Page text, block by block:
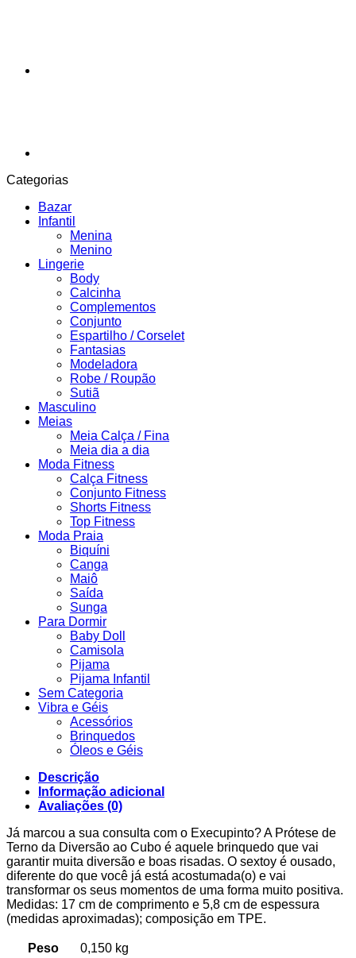
Categorias
Bazar
Infantil
Menina
Menino
Lingerie
Body
Calcinha
Complementos
Conjunto
Espartilho / Corselet
Fantasias
Modeladora
Robe / Roupão
Sutiã
Masculino
Meias
Meia Calça / Fina
Meia dia a dia
Moda Fitness
Calça Fitness
Conjunto Fitness
Shorts Fitness
Top Fitness
Moda Praia
Biquíni
Canga
Maiô
Saída
Sunga
Para Dormir
Baby Doll
Camisola
Pijama
Pijama Infantil
Sem Categoria
Vibra e Géis
Acessórios
Brinquedos
Óleos e Géis
Descrição
Informação adicional
Avaliações (0)
Já marcou a sua consulta com o Execupinto? A Prótese de
Terno da Diversão ao Cubo é aquele brinquedo que vai
garantir muita diversão e boas risadas. O sextoy é ousado,
diferente do que você já está acostumada(o) e vai
transformar os seus momentos de uma forma muito positiva.
Medidas: 17 cm de comprimento e 5,8 cm de espessura
(medidas aproximadas); composição em TPE.
Peso
0,150 kg